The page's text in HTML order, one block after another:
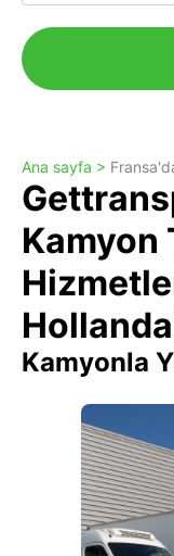
Ana sayfa >
Kamyon
Kamyonla